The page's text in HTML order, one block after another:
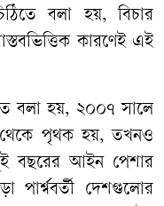
বলা হয়, বিচার
কারণেই এই
বলা হয়, ২০০৭ সালে
থেকে পৃথক হয়, তখনও
বছরের আইন পেশার
পার্শ্ববর্তী দেশগুলোর